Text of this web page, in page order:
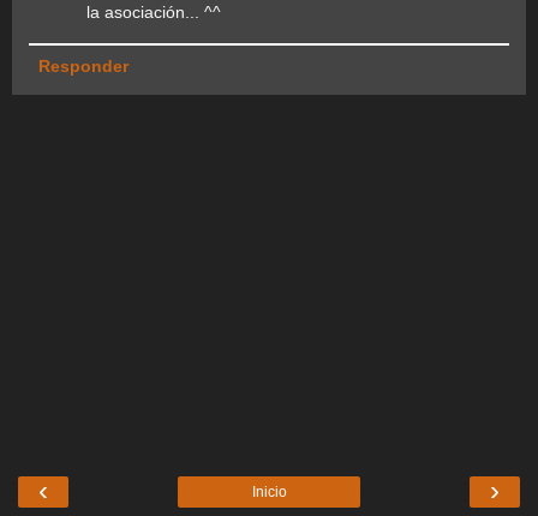
la asociación... ^^
Responder
‹ ›
Inicio